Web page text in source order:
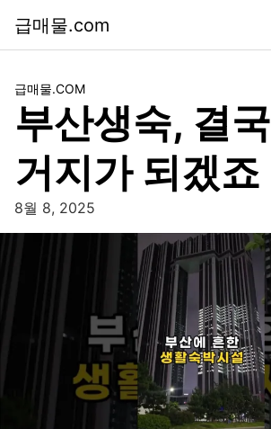
급매물.com
급매물.COM
부산생숙, 결
거지가 되겠죠
8월 8, 2025